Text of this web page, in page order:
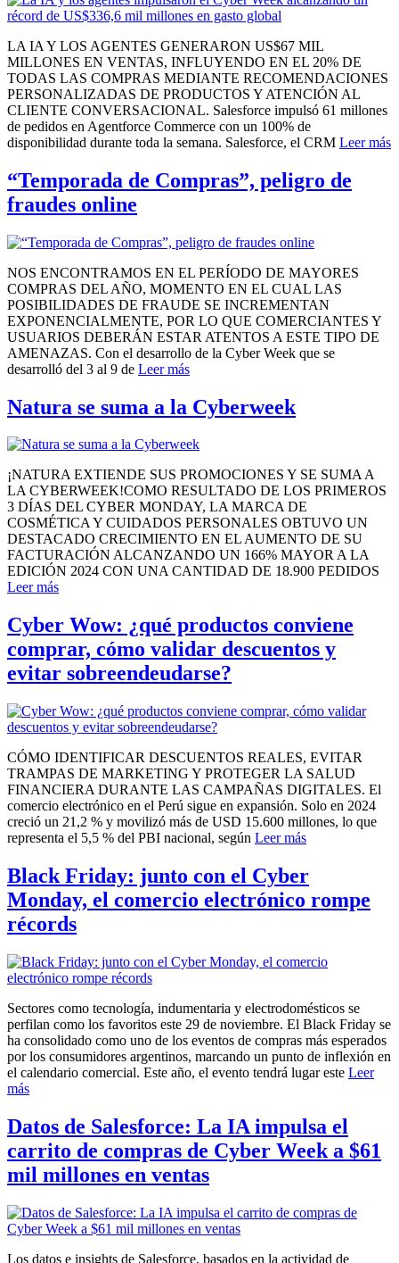
LA IA Y LOS AGENTES GENERARON US$67 MIL
MILLONES EN VENTAS, INFLUYENDO EN EL 20% DE
TODAS LAS COMPRAS MEDIANTE RECOMENDACIONES
PERSONALIZADAS DE PRODUCTOS Y ATENCIÓN AL
CLIENTE CONVERSACIONAL. Salesforce impulsó 61 millones
de pedidos en Agentforce Commerce con un 100% de
disponibilidad durante toda la semana. Salesforce, el CRM Leer más
“Temporada de Compras”, peligro de
fraudes online
NOS ENCONTRAMOS EN EL PERÍODO DE MAYORES
COMPRAS DEL AÑO, MOMENTO EN EL CUAL LAS
POSIBILIDADES DE FRAUDE SE INCREMENTAN
EXPONENCIALMENTE, POR LO QUE COMERCIANTES Y
USUARIOS DEBERÁN ESTAR ATENTOS A ESTE TIPO DE
AMENAZAS. Con el desarrollo de la Cyber Week que se
desarrolló del 3 al 9 de Leer más
Natura se suma a la Cyberweek
¡NATURA EXTIENDE SUS PROMOCIONES Y SE SUMA A
LA CYBERWEEK!COMO RESULTADO DE LOS PRIMEROS
3 DÍAS DEL CYBER MONDAY, LA MARCA DE
COSMÉTICA Y CUIDADOS PERSONALES OBTUVO UN
DESTACADO CRECIMIENTO EN EL AUMENTO DE SU
FACTURACIÓN ALCANZANDO UN 166% MAYOR A LA
EDICIÓN 2024 CON UNA CANTIDAD DE 18.900 PEDIDOS
Leer más
Cyber Wow: ¿qué productos conviene
comprar, cómo validar descuentos y
evitar sobreendeudarse?
CÓMO IDENTIFICAR DESCUENTOS REALES, EVITAR
TRAMPAS DE MARKETING Y PROTEGER LA SALUD
FINANCIERA DURANTE LAS CAMPAÑAS DIGITALES. El
comercio electrónico en el Perú sigue en expansión. Solo en 2024
creció un 21,2 % y movilizó más de USD 15.600 millones, lo que
representa el 5,5 % del PBI nacional, según Leer más
Black Friday: junto con el Cyber
Monday, el comercio electrónico rompe
récords
Sectores como tecnología, indumentaria y electrodomésticos se
perfilan como los favoritos este 29 de noviembre. El Black Friday se
ha consolidado como uno de los eventos de compras más esperados
por los consumidores argentinos, marcando un punto de inflexión en
el calendario comercial. Este año, el evento tendrá lugar este Leer
más
Datos de Salesforce: La IA impulsa el
carrito de compras de Cyber Week a $61
mil millones en ventas
Los datos e insights de Salesforce, basados en la actividad de